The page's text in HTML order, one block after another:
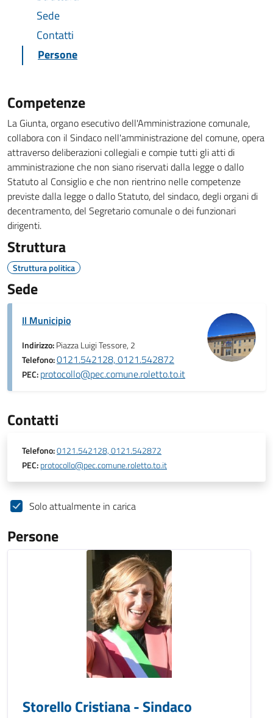
Sede
Contatti
Persone
Competenze
La Giunta, organo esecutivo dell'Amministrazione comunale,
collabora con il Sindaco nell'amministrazione del comune, opera
attraverso deliberazioni collegiali e compie tutti gli atti di
amministrazione che non siano riservati dalla legge o dallo
Statuto al Consiglio e che non rientrino nelle competenze
previste dalla legge o dallo Statuto, del sindaco, degli organi di
decentramento, del Segretario comunale o dei funzionari
dirigenti.
Struttura
Struttura politica
Sede
Il Municipio
Indirizzo:Piazza Luigi Tessore, 2
Telefono:0121.542128, 0121.542872
PEC:protocollo@pec.comune.roletto.to.it
Contatti
Telefono:0121.542128, 0121.542872
PEC:protocollo@pec.comune.roletto.to.it
Solo attualmente in carica
Persone
Storello Cristiana - Sindaco